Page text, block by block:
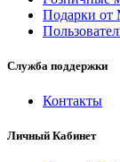
Подарки от
Служба поддержки
Контакты
Личный Кабинет